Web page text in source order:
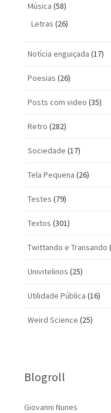
Música (58)
Letras (26)
Notícia enguiçada (17)
Poesias (26)
Posts com vi­deo (35)
Retro (282)
Sociedade (17)
Tela Pequena (26)
Testes (79)
Textos (301)
Twittando e Transando
Univitelinos (25)
Utilidade Pública (16)
Weird Science (25)
Blogroll
Giovanni Nunes